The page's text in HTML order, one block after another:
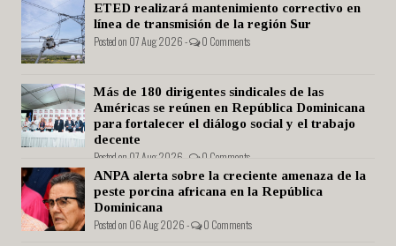
ETED realizará mantenimiento correctivo en
línea de transmisión de la región Sur
Posted on 07 Aug 2026 - 0 Comments
Más de 180 dirigentes sindicales de las
Américas se reúnen en República Dominicana
para fortalecer el diálogo social y el trabajo
decente
Posted on 07 Aug 2026 - 0 Comments
ANPA alerta sobre la creciente amenaza de la
peste porcina africana en la República
Dominicana
Posted on 06 Aug 2026 - 0 Comments